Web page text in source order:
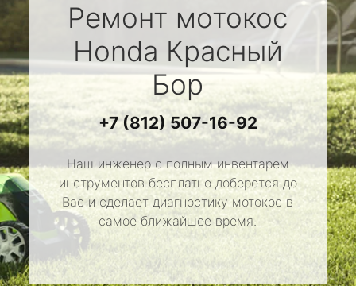
Ремонт мотокос
Honda Красный
Бор
+7 (812) 507-16-92
Наш инженер с полным инвентарем
инструментов бесплатно доберется до
Вас и сделает диагностику мотокос в
самое ближайшее время.